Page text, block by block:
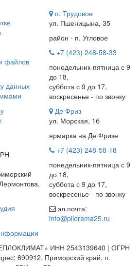
файлов
данных
п. Трудовое
ул. Пшеницына, 35
район - п. Угловое
+7 (423) 248-58-33
понедельник-пятница с 9
до 18,
суббота с 9 до 17,
воскресенье - по звонку
Де Фриз
ул. Морская, 1б
ярмарка на Де Фризе
+7 (423) 248-58-18
понедельник-пятница с 9
до 18,
суббота с 9 до 17,
воскресенье - по звонку
эл.почта:
info@pilorama25.ru
ИНН 2543139640 | ОГРН
690912, Приморский край, п.